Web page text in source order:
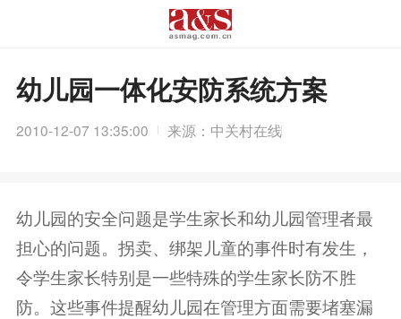
幼儿园一体化安防系统方案
2010-12-07 13:35:00 来源：中关村在线
幼儿园的安全问题是学生家长和幼儿园管理者最
担心的问题。拐卖、绑架儿童的事件时有发生，
令学生家长特别是一些特殊的学生家长防不胜
防。这些事件提醒幼儿园在管理方面需要堵塞漏